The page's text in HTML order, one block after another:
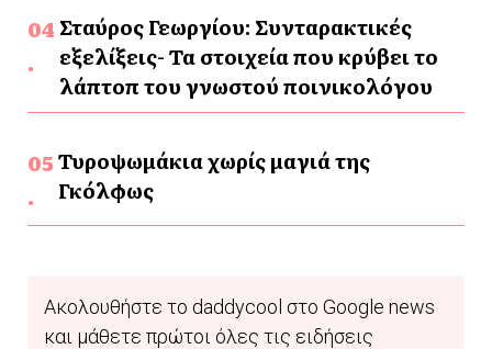
Σταύρος Γεωργίου: Συνταρακτικές
εξελίξεις- Τα στοιχεία που κρύβει το
λάπτοπ του γνωστού ποινικολόγου
Τυροψωμάκια χωρίς μαγιά της
Γκόλφως
Ακολουθήστε το daddycool στο Google news
και μάθετε πρώτοι όλες τις ειδήσεις